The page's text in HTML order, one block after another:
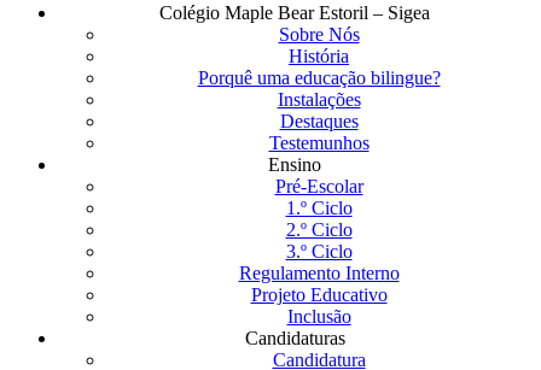
Fechar
Colégio Maple Bear Estoril – Sigea
Sobre Nós
História
Porquê uma educação bilingue?
Instalações
Destaques
Testemunhos
Ensino
Pré-Escolar
1.º Ciclo
2.º Ciclo
3.º Ciclo
Regulamento Interno
Projeto Educativo
Inclusão
Candidaturas
Candidatura